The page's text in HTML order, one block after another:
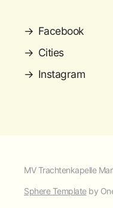
Facebook
Cities
Instagram
MV Trachtenkapelle
Sphere Templateby